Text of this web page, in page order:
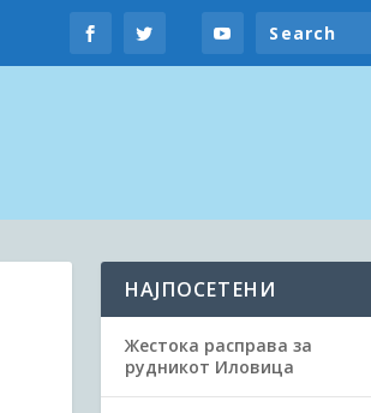
НАЈПОСЕТЕНИ
Жестока расправа за
рудникот Иловица